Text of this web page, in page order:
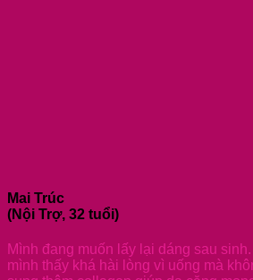
Mai Trúc
(Nội Trợ, 32 tuổi)
Mình đang muốn lấy lại dáng sau
mình thấy khá hài lòng vì uống mà